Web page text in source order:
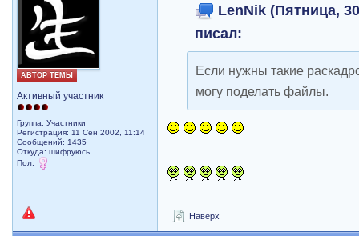
АВТОР ТЕМЫ
Активный участник
Группа: Участники
Регистрация: 11 Сен 2002, 11:14
Сообщений: 1435
Откуда: шифруюсь
Пол:
LenNik (Пятница,
писал:
Если нужны такие
могу поделать файлы.
Наверх